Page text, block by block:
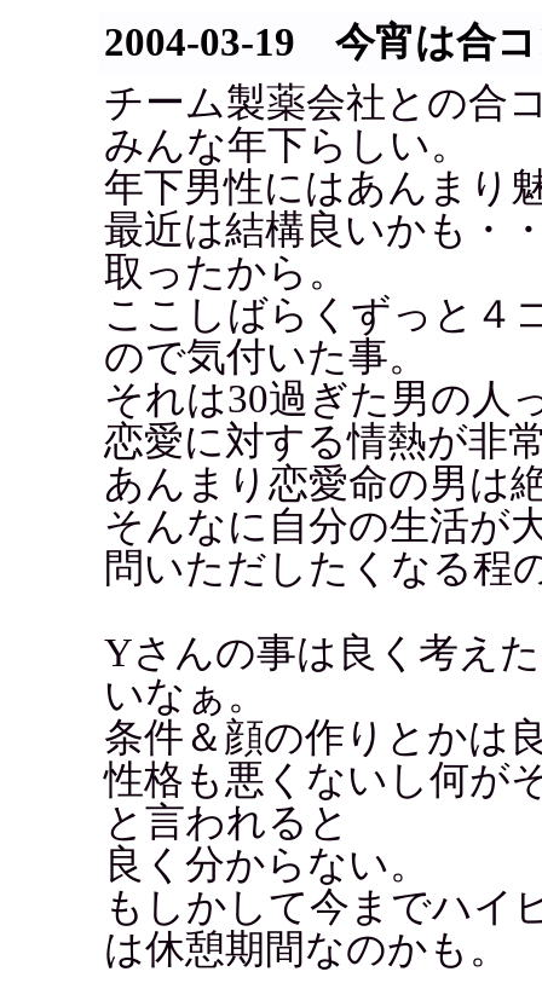
2004-03-19 今宵は合
チーム製薬会社との合
みんな年下らしい。
年下男性にはあんまり
最近は結構良いかも・
取ったから。
ここしばらくずっと４
ので気付いた事。
それは30過ぎた男の人
恋愛に対する情熱が非
あんまり恋愛命の男は
そんなに自分の生活が
問いただしたくなる程
Yさんの事は良く考え
いなぁ。
条件＆顔の作りとかは
性格も悪くないし何が
と言われると
良く分からない。
もしかして今までハイ
は休憩期間なのかも。